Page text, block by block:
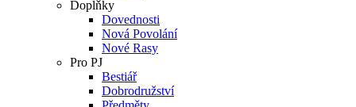
Doplňky
Dovednosti
Nová Povolání
Nové Rasy
Pro PJ
Bestiář
Dobrodružství